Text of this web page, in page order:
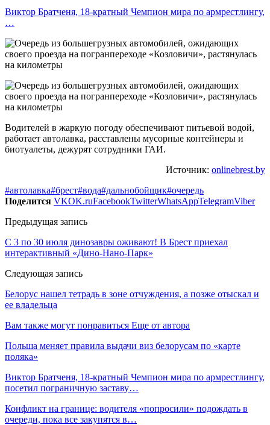
Виктор Братченя, 18-кратный Чемпион мира по армрестлингу,
…
Водителей в жаркую погоду обеспечивают питьевой водой,
работает автолавка, расставлены мусорные контейнеры и
биотуалеты, дежурят сотрудники ГАИ.
Источник: onlinebrest.by
#автолавка#брест#вода#дальнобойщик#очередь
Поделится VKOK.ruFacebookTwitterWhatsAppTelegramViber
Предыдущая запись
С 3 по 30 июля динозавры оживают! В Брест приехал
интерактивный «Дино-Нано-Парк»
Следующая запись
Белорус нашел тетрадь в зоне отчуждения, а позже отыскал и
ее владельца
Вам также могут понравиться Еще от автора
Польша меняет правила выдачи виз белорусам по «карте
поляка»
Виктор Братченя, 18-кратный Чемпион мира по армрестлингу,
посетил пограничную заставу…
Конфликт на границе: водителя «попросили» подождать в
очереди, пока все закупятся в…